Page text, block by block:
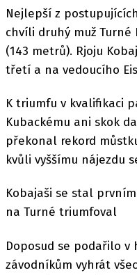
Nejlepší z
chvíli druhý muž Turné
(143 metrů). Rjoju
třetí a na vedoucího
K triumfu v kvalifikaci
Kubackému ani skok
překonal rekord
kvůli vyššímu nájezdu
Kobajaši se stal
na Turné triumfoval
Doposud se podařilo v
závodníkům vyhrát